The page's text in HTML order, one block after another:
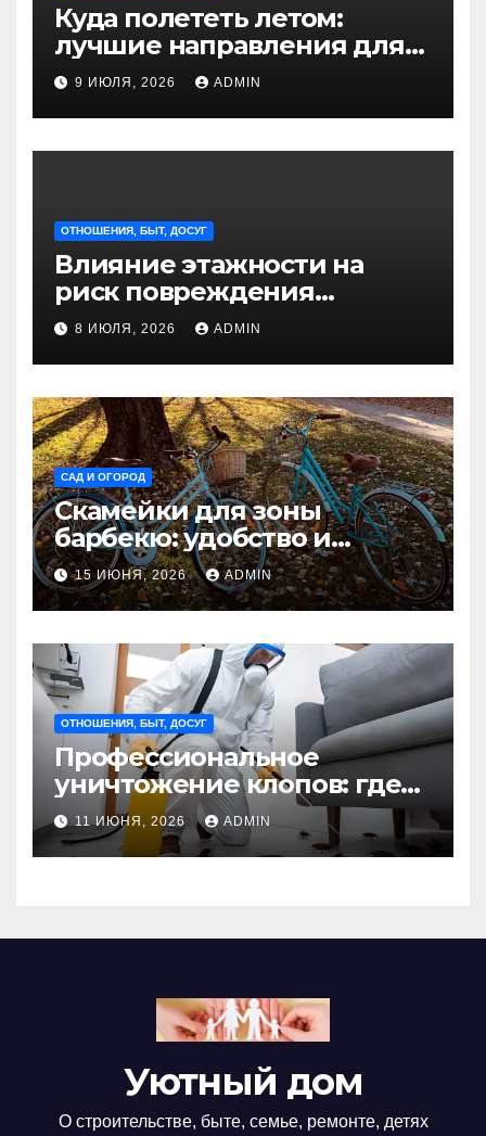
Куда полететь летом:
лучшие направления для
отдыха из Санкт-
Петербурга
9 ИЮЛЯ, 2026 ADMIN
ОТНОШЕНИЯ, БЫТ, ДОСУГ
Влияние этажности на
риск повреждения
недвижимости
8 ИЮЛЯ, 2026 ADMIN
САД И ОГОРОД
Скамейки для зоны
барбекю: удобство и
безопасность на участке
Madmetal.ru
15 ИЮНЯ, 2026 ADMIN
ОТНОШЕНИЯ, БЫТ, ДОСУГ
Профессиональное
уничтожение клопов: где
оно необходимо?
11 ИЮНЯ, 2026 ADMIN
Уютный дом
О строительстве, быте, семье, ремонте, детях